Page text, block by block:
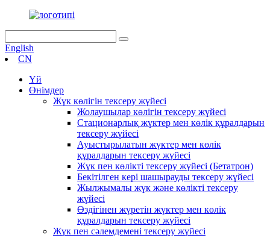
English
CN
Үй
Өнімдер
Жүк көлігін тексеру жүйесі
Жолаушылар көлігін тексеру жүйесі
Стационарлық жүктер мен көлік құралдарын
тексеру жүйесі
Ауыстырылатын жүктер мен көлік
құралдарын тексеру жүйесі
Жүк пен көлікті тексеру жүйесі (Бетатрон)
Бекітілген кері шашырауды тексеру жүйесі
Жылжымалы жүк және көлікті тексеру
жүйесі
Өздігінен жүретін жүктер мен көлік
құралдарын тексеру жүйесі
Жүк пен сәлемдемені тексеру жүйесі